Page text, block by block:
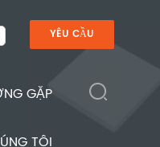
YÊU CẦU
GẶP
TÔI